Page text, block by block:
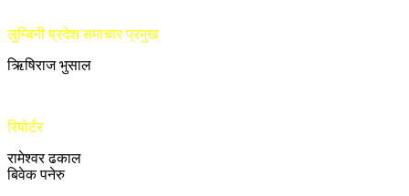
लुम्बिनी प्रदेश समाचार प्रमुख
ऋिषिराज भुसाल
रिपोर्टर
रामेश्वर ढकाल
बिवेक पनेरु